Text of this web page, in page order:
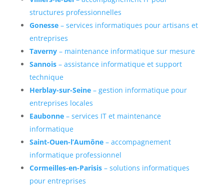
structures professionnelles
Gonesse– services informatiques pour artisans et
entreprises
Taverny– maintenance informatique sur mesure
Sannois– assistance informatique et support
technique
Herblay-sur-Seine– gestion informatique pour
entreprises locales
Eaubonne– services IT et maintenance
informatique
Saint-Ouen-l’Aumône– accompagnement
informatique professionnel
Cormeilles-en-Parisis– solutions informatiques
pour entreprises